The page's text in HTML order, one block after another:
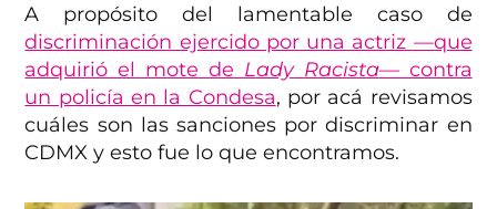
A propósito del lamentable caso de
discriminación ejercido por una actriz —que
adquirió el mote de Lady Racista— contra
un policía en la Condesa, por acá revisamos
cuáles son las sanciones por discriminar en
CDMX y esto fue lo que encontramos.